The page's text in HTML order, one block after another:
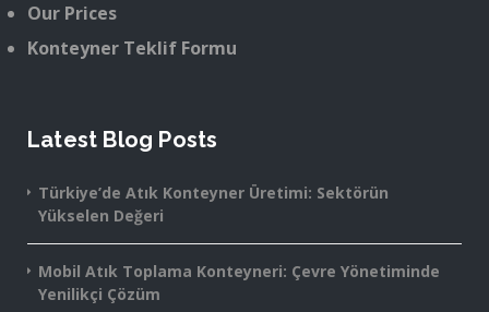
Our Prices
Konteyner Teklif Formu
Latest Blog Posts
Türkiye’de Atık Konteyner Üretimi: Sektörün
Yükselen Değeri
Mobil Atık Toplama Konteyneri: Çevre Yönetiminde
Yenilikçi Çözüm